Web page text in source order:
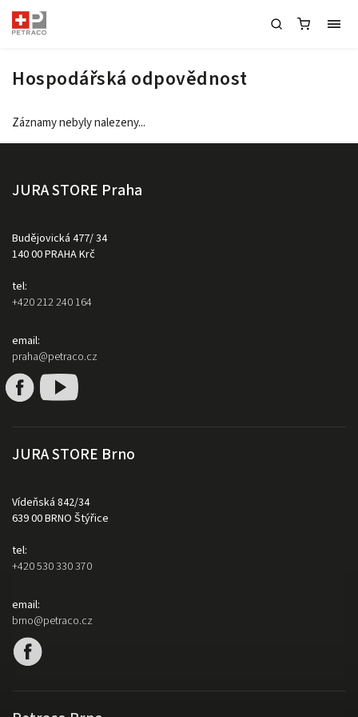
Hospodářská odpovědnost
Záznamy nebyly nalezeny...
JURA STORE Praha
Budějovická 477/ 34
140 00 PRAHA Krč
tel:
+420 212 240 164
email:
praha@petraco.cz
JURA STORE Brno
Vídeňská 842/34
639 00 BRNO Štýřice
tel:
+420 530 330 370
email:
brno@petraco.cz